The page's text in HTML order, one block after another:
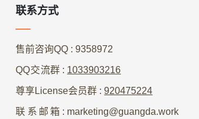
联系方式
售前咨询QQ : 9358972
QQ交流群 : 1033903216
尊享License会员群 :920475224
联系邮箱 : marketing@guangda.work